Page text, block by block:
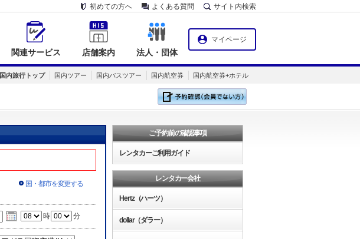
初めての方へ よくある質問 サイト内検索
関連サービス 店舗案内 法人・団体
マイページ
国内旅行トップ 国内ツアー 国内バスツアー 国内航空券 国内航空券+ホテル
国・都市を変更する
時 分
ご予約前の確認事項
レンタカーご利用ガイド
レンタカー会社
Hertz（ハーツ）
dollar（ダラー）